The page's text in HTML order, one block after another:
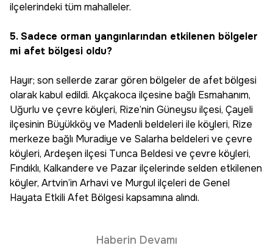
ilçelerindeki tüm mahalleler.
5. Sadece orman yangınlarından etkilenen bölgeler
mi afet bölgesi oldu?
Hayır; son sellerde zarar gören bölgeler de afet bölgesi
olarak kabul edildi. Akçakoca ilçesine bağlı Esmahanım,
Uğurlu ve çevre köyleri, Rize’nin Güneysu ilçesi, Çayeli
ilçesinin Büyükköy ve Madenli beldeleri ile köyleri, Rize
merkeze bağlı Muradiye ve Salarha beldeleri ve çevre
köyleri, Ardeşen ilçesi Tunca Beldesi ve çevre köyleri,
Fındıklı, Kalkandere ve Pazar ilçelerinde selden etkilenen
köyler, Artvin’in Arhavi ve Murgul ilçeleri de Genel
Hayata Etkili Afet Bölgesi kapsamına alındı.
Haberin Devamı